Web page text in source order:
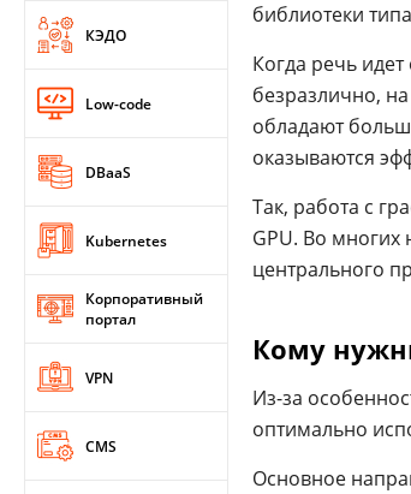
КЭДО
Low-code
DBaaS
Kubernetes
Корпоративный
портал
VPN
CMS
библиотеки типа
Когда речь
безразлично,
обладают
оказываются
Так, работа с
GPU. Во
центрального
Кому
Из-за
оптимально
Основное